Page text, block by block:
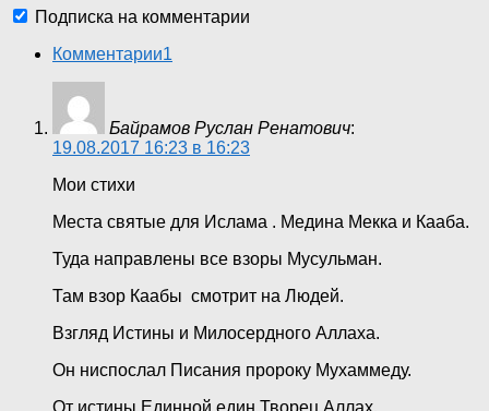
Подписка на комментарии
Комментарии1
Байрамов Руслан Ренатович:
19.08.2017 16:23 в 16:23
Мои стихи
Места святые для Ислама . Медина Мекка и Кааба.
Туда направлены все взоры Мусульман.
Там взор Каабы смотрит на Людей.
Взгляд Истины и Милосердного Аллаха.
Он ниспослал Писания пророку Мухаммеду.